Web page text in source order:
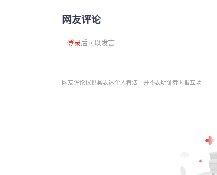
网友评论
登录后可以发言
网友评论仅供其表达个人看法，并不表明证券时报立场